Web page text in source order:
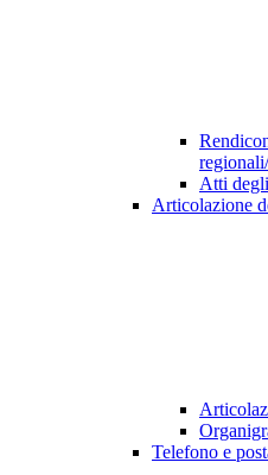
Atti
Articolazione
Telefono e